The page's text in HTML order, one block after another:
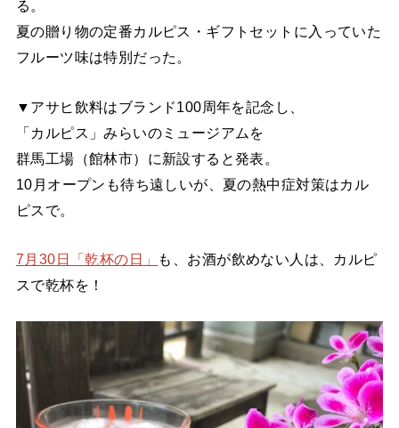
る。
夏の贈り物の定番カルピス・ギフトセットに入っていた
フルーツ味は特別だった。
▼アサヒ飲料はブランド100周年を記念し、
「カルピス」みらいのミュージアムを
群馬工場（館林市）に新設すると発表。
10月オープンも待ち遠しいが、夏の熱中症対策はカル
ピスで。
7月30日「乾杯の日」
も、お酒が飲めない人は、カルピ
スで乾杯を！